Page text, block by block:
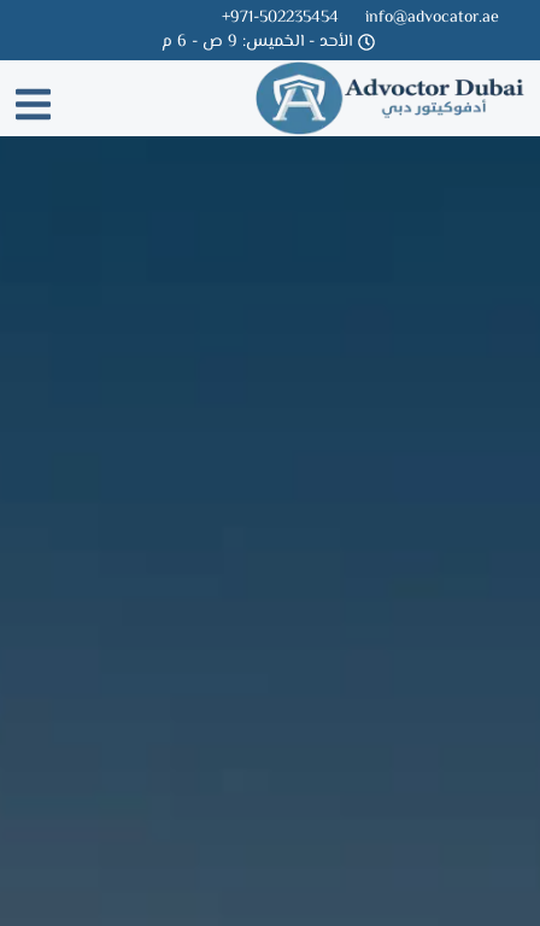
Skip
to
content
info@advocator.ae
971-502235454+
الأحد - الخميس: 9 ص - 6 م